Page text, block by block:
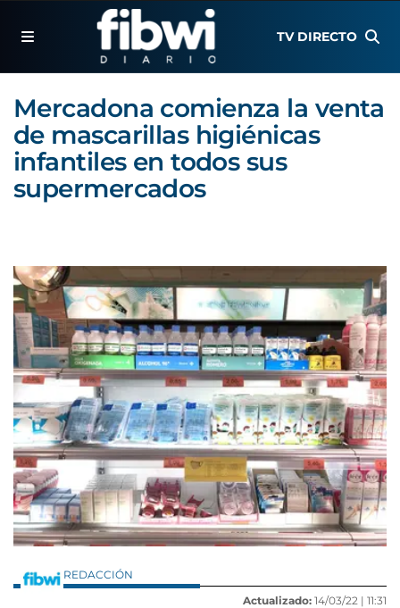
TV DIRECTO
Mercadona comienza la venta
de mascarillas higiénicas
infantiles en todos sus
supermercados
REDACCIÓN
Actualizado: 14/03/22 | 11:31